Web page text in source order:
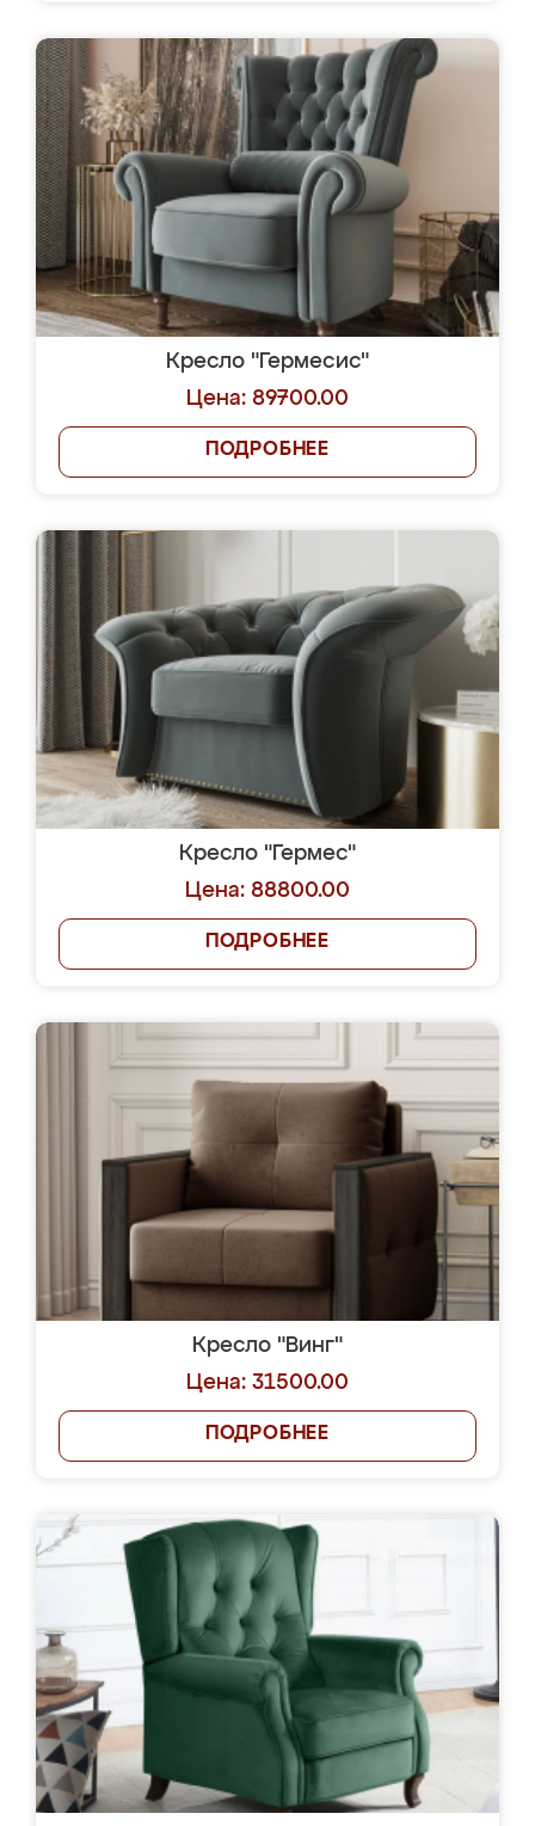
Кресло "Гермесис"
Цена: 89700.00
ПОДРОБНЕЕ
Кресло "Гермес"
Цена: 88800.00
ПОДРОБНЕЕ
Кресло "Винг"
Цена: 31500.00
ПОДРОБНЕЕ